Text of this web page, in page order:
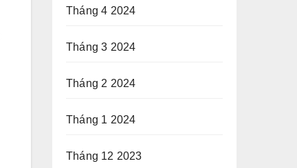
Tháng 4 2024
Tháng 3 2024
Tháng 2 2024
Tháng 1 2024
Tháng 12 2023